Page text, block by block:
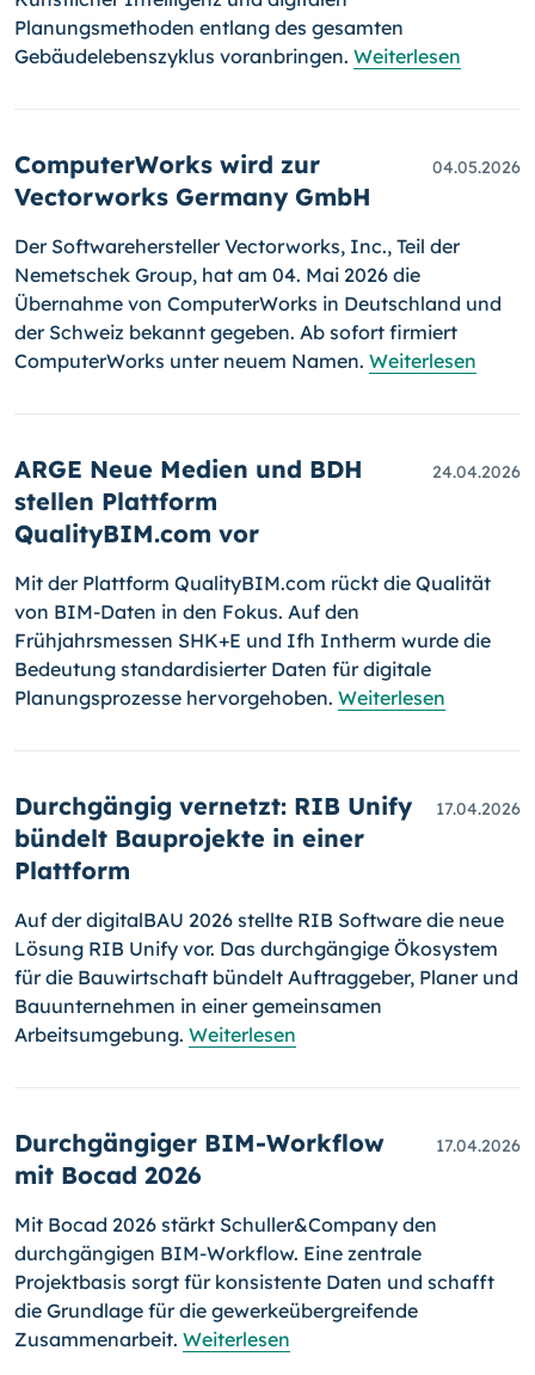
Planungsmethoden entlang des gesamten
Gebäudelebenszyklus voranbringen. Weiterlesen
ComputerWorks wird zur
Vectorworks Germany GmbH
04.05.2026
Der Softwarehersteller Vectorworks, Inc., Teil der
Nemetschek Group, hat am 04. Mai 2026 die
Übernahme von ComputerWorks in Deutschland und
der Schweiz bekannt gegeben. Ab sofort firmiert
ComputerWorks unter neuem Namen. Weiterlesen
ARGE Neue Medien und BDH
stellen Plattform
QualityBIM.com vor
24.04.2026
Mit der Plattform QualityBIM.com rückt die Qualität
von BIM-Daten in den Fokus. Auf den
Frühjahrsmessen SHK+E und Ifh Intherm wurde die
Bedeutung standardisierter Daten für digitale
Planungsprozesse hervorgehoben. Weiterlesen
Durchgängig vernetzt: RIB Unify
bündelt Bauprojekte in einer
Plattform
17.04.2026
Auf der digitalBAU 2026 stellte RIB Software die neue
Lösung RIB Unify vor. Das durchgängige Ökosystem
für die Bauwirtschaft bündelt Auftraggeber, Planer und
Bauunternehmen in einer gemeinsamen
Arbeitsumgebung. Weiterlesen
Durchgängiger BIM-Workflow
mit Bocad 2026
17.04.2026
Mit Bocad 2026 stärkt Schuller&Company den
durchgängigen BIM-Workflow. Eine zentrale
Projektbasis sorgt für konsistente Daten und schafft
die Grundlage für die gewerkeübergreifende
Zusammenarbeit. Weiterlesen